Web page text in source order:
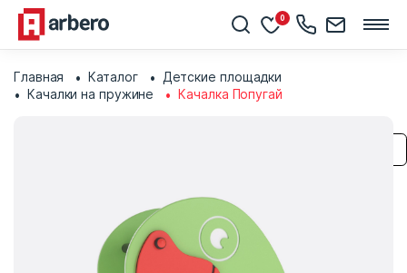
0
Главная Каталог
Детские площадки
Качалки на пружине
Качалка Попугай